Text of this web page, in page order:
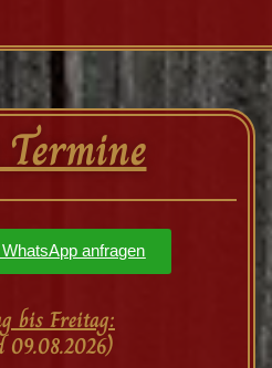
anfragen
bis Freitag:
09.08.2026)